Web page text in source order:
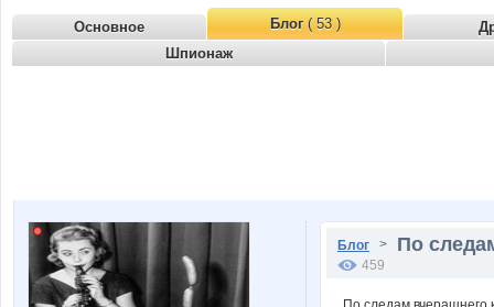
Основное Блог( 53 )
Шпионаж
Блог > По
459